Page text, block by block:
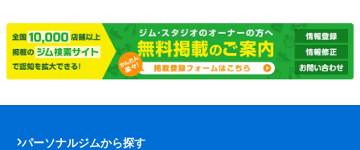
パーソナルジムから探す